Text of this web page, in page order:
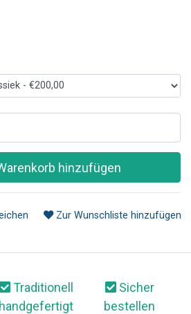
hinzufügen
Zur Wunschliste hinzufügen
Traditionell
handgefertigt
Sicher
bestellen